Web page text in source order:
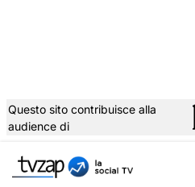
al
Questo sito contribuisce alla
audience di